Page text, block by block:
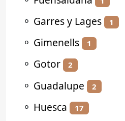
⚬ Garres y Lages 1
⚬ Gimenells 1
⚬ Gotor 2
⚬ Guadalupe 2
⚬ Huesca 17